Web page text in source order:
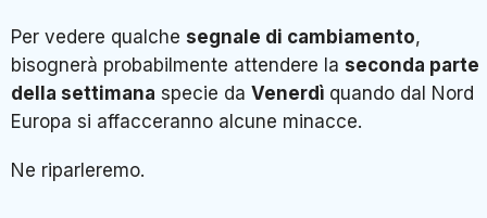
Per vedere qualche segnale di cambiamento,
bisognerà probabilmente attendere la seconda parte
della settimana specie da Venerdì quando dal Nord
Europa si affacceranno alcune minacce.
Ne riparleremo.